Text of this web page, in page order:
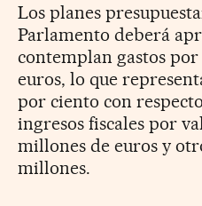
Los planes
Parlamento deberá
contemplan gastos
euros, lo que
por ciento con
ingresos fiscales por
millones de euros y
millones.